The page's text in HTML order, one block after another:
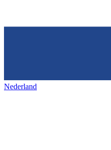
Nederland